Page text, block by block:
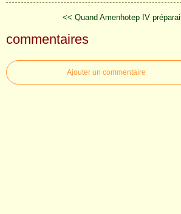
<< Quand Amenhotep IV
commentaires
Ajouter un commentaire